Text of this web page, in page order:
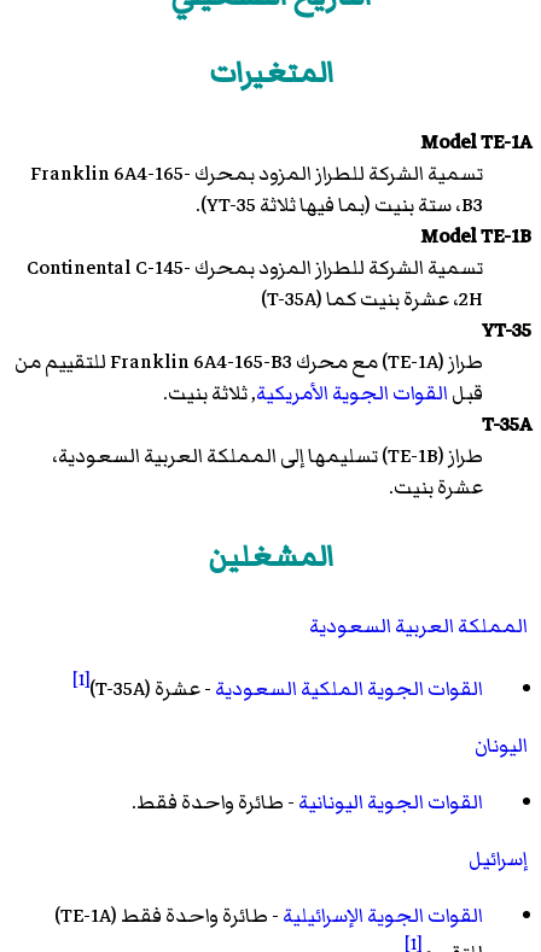
المتغيرات
Model TE-1A
تسمية الشركة للطراز المزود بمحركFranklin 6A4-165-
B3، ستة بنيت (بما فيها ثلاثة YT-35).
Model TE-1B
تسمية الشركة للطراز المزود بمحركContinental C-145-
2H، عشرة بنيت كما (T-35A)
YT-35
طراز (TE-1A) مع محرك
Franklin 6A4-165-B3للتقييم من
قبلالقوات الجوية الأمريكية, ثلاثة بنيت.
T-35A
طراز (TE-1B) تسليمها إلى المملكة العربية السعودية،
عشرة بنيت.
المشغلين
المملكة العربية السعودية
القوات الجوية الملكية السعودية- عشرة (T-35A) [1]
اليونان
القوات الجوية اليونانية- طائرة واحدة فقط.
إسرائيل
القوات الجوية الإسرائيلية
- طائرة واحدة فقط (TE-1A)
[1]